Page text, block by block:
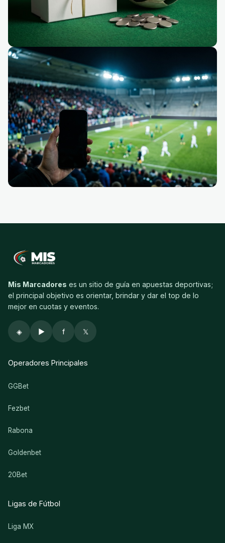
Mis Marcadores es un sitio de guía en apuestas deportivas;
el principal objetivo es orientar, brindar y dar el top de lo
mejor en cuotas y eventos.
◈ ▶ f 𝕏
Operadores Principales
GGBet
Fezbet
Rabona
Goldenbet
20Bet
Ligas de Fútbol
Liga MX